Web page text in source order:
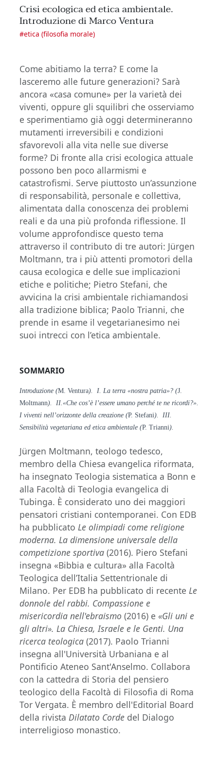
Crisi ecologica ed etica ambientale.
Introduzione di Marco Ventura
#etica (filosofia morale)
Come abitiamo la terra? E come la
lasceremo alle future generazioni? Sarà
ancora «casa comune» per la varietà dei
viventi, oppure gli squilibri che osserviamo
e sperimentiamo già oggi determineranno
mutamenti irreversibili e condizioni
sfavorevoli alla vita nelle sue diverse
forme? Di fronte alla crisi ecologica attuale
possono ben poco allarmismi e
catastrofismi. Serve piuttosto un’assunzione
di responsabilità, personale e collettiva,
alimentata dalla conoscenza dei problemi
reali e da una più profonda riflessione. Il
volume approfondisce questo tema
attraverso il contributo di tre autori: Jürgen
Moltmann, tra i più attenti promotori della
causa ecologica e delle sue implicazioni
etiche e politiche; Pietro Stefani, che
avvicina la crisi ambientale richiamandosi
alla tradizione biblica; Paolo Trianni, che
prende in esame il vegetarianesimo nei
suoi intrecci con l’etica ambientale.
SOMMARIO
Introduzione (M. Ventura). I. La terra «nostra patria»? (J.
Moltmann). II.«Che cos’è l’essere umano perché te ne ricordi?».
I viventi nell’orizzonte della creazione (P. Stefani). III.
Sensibilità vegetariana ed etica ambientale (P. Trianni).
Jürgen Moltmann, teologo tedesco,
membro della Chiesa evangelica riformata,
ha insegnato Teologia sistematica a Bonn e
alla Facoltà di Teologia evangelica di
Tubinga. È considerato uno dei maggiori
pensatori cristiani contemporanei. Con EDB
ha pubblicato Le olimpiadi come religione
moderna. La dimensione universale della
competizione sportiva (2016). Piero Stefani
insegna «Bibbia e cultura» alla Facoltà
Teologica dell’Italia Settentrionale di
Milano. Per EDB ha pubblicato di recente Le
donnole del rabbi. Compassione e
misericordia nell'ebraismo (2016) e «Gli uni e
gli altri». La Chiesa, Israele e le Genti. Una
ricerca teologica (2017). Paolo Trianni
insegna all'Università Urbaniana e al
Pontificio Ateneo Sant'Anselmo. Collabora
con la cattedra di Storia del pensiero
teologico della Facoltà di Filosofia di Roma
Tor Vergata. È membro dell'Editorial Board
della rivista Dilatato Corde del Dialogo
interreligioso monastico.